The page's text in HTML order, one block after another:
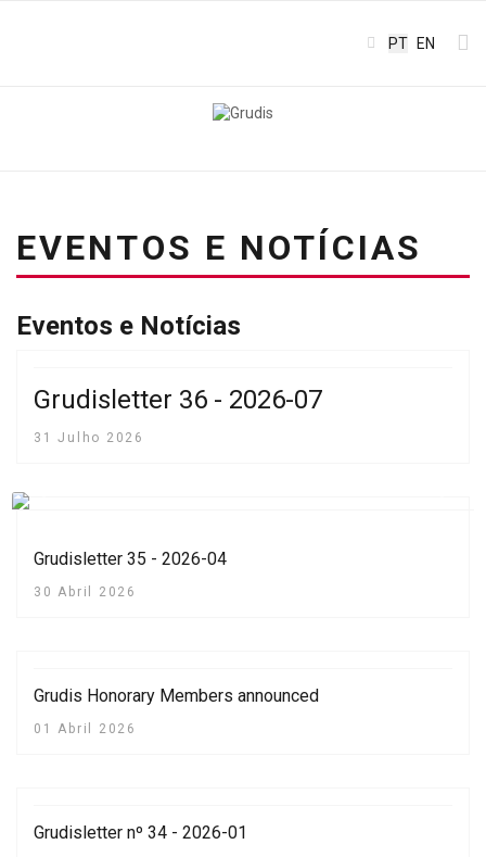
Escolha o seu
PT EN
EVENTOS E NOTÍCIAS
Eventos e Notícias
Grudisletter 36 - 2026-07
31 Julho 2026
Grudisletter 35 - 2026-04
30 Abril 2026
Grudis Honorary Members announced
01 Abril 2026
Grudisletter nº 34 - 2026-01